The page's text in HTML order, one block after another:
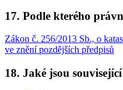
17. Podle kterého
Zákon č. 256/2013 Sb., o
ve znění pozdějších předpisů
18. Jaké jsou